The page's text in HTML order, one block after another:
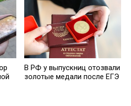
В РФ у выпускниц отозвали
золотые медали после ЕГЭ